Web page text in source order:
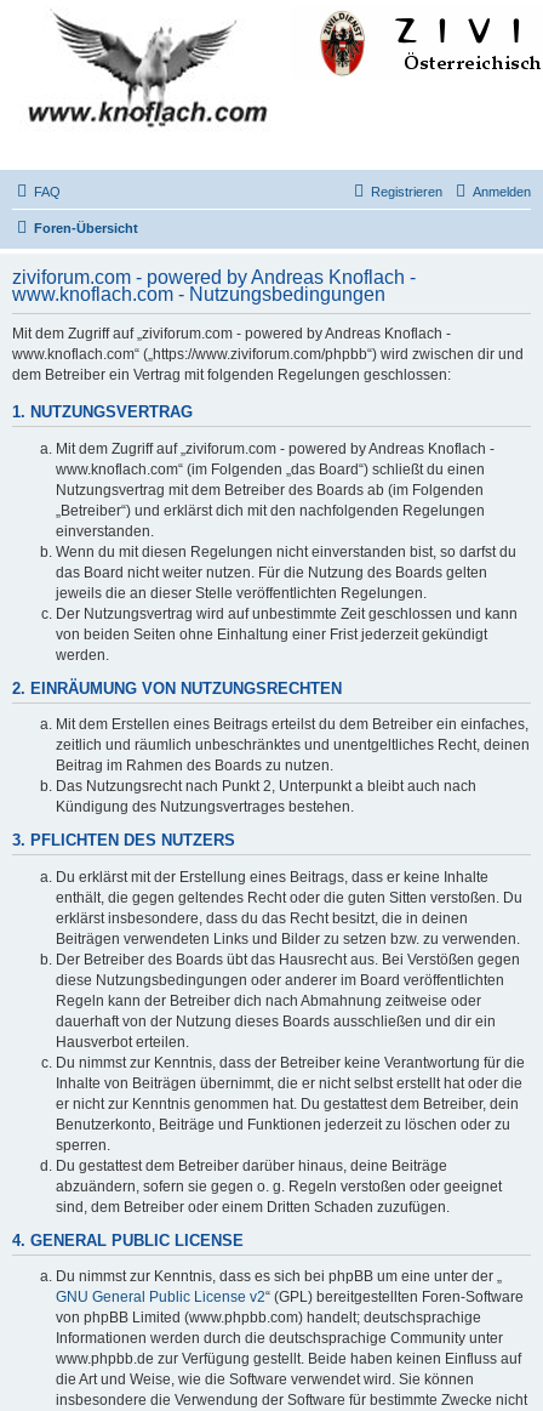
FAQ Anmelden
Registrieren
Foren-Übersicht
ziviforum.com - powered by Andreas Knoflach -
www.knoflach.com - Nutzungsbedingungen
Mit dem Zugriff auf „ziviforum.com - powered by Andreas Knoflach -
www.knoflach.com“ („https://www.ziviforum.com/phpbb“) wird zwischen dir und
dem Betreiber ein Vertrag mit folgenden Regelungen geschlossen:
1. NUTZUNGSVERTRAG
Mit dem Zugriff auf „ziviforum.com - powered by Andreas Knoflach -
www.knoflach.com“ (im Folgenden „das Board“) schließt du einen
Nutzungsvertrag mit dem Betreiber des Boards ab (im Folgenden
„Betreiber“) und erklärst dich mit den nachfolgenden Regelungen
einverstanden.
Wenn du mit diesen Regelungen nicht einverstanden bist, so darfst du
das Board nicht weiter nutzen. Für die Nutzung des Boards gelten
jeweils die an dieser Stelle veröffentlichten Regelungen.
Der Nutzungsvertrag wird auf unbestimmte Zeit geschlossen und kann
von beiden Seiten ohne Einhaltung einer Frist jederzeit gekündigt
werden.
2. EINRÄUMUNG VON NUTZUNGSRECHTEN
Mit dem Erstellen eines Beitrags erteilst du dem Betreiber ein einfaches,
zeitlich und räumlich unbeschränktes und unentgeltliches Recht, deinen
Beitrag im Rahmen des Boards zu nutzen.
Das Nutzungsrecht nach Punkt 2, Unterpunkt a bleibt auch nach
Kündigung des Nutzungsvertrages bestehen.
3. PFLICHTEN DES NUTZERS
Du erklärst mit der Erstellung eines Beitrags, dass er keine Inhalte
enthält, die gegen geltendes Recht oder die guten Sitten verstoßen. Du
erklärst insbesondere, dass du das Recht besitzt, die in deinen
Beiträgen verwendeten Links und Bilder zu setzen bzw. zu verwenden.
Der Betreiber des Boards übt das Hausrecht aus. Bei Verstößen gegen
diese Nutzungsbedingungen oder anderer im Board veröffentlichten
Regeln kann der Betreiber dich nach Abmahnung zeitweise oder
dauerhaft von der Nutzung dieses Boards ausschließen und dir ein
Hausverbot erteilen.
Du nimmst zur Kenntnis, dass der Betreiber keine Verantwortung für die
Inhalte von Beiträgen übernimmt, die er nicht selbst erstellt hat oder die
er nicht zur Kenntnis genommen hat. Du gestattest dem Betreiber, dein
Benutzerkonto, Beiträge und Funktionen jederzeit zu löschen oder zu
sperren.
Du gestattest dem Betreiber darüber hinaus, deine Beiträge
abzuändern, sofern sie gegen o. g. Regeln verstoßen oder geeignet
sind, dem Betreiber oder einem Dritten Schaden zuzufügen.
4. GENERAL PUBLIC LICENSE
Du nimmst zur Kenntnis, dass es sich bei phpBB um eine unter der „
GNU General Public License v2“ (GPL) bereitgestellten Foren-Software
von phpBB Limited (www.phpbb.com) handelt; deutschsprachige
Informationen werden durch die deutschsprachige Community unter
www.phpbb.de zur Verfügung gestellt. Beide haben keinen Einfluss auf
die Art und Weise, wie die Software verwendet wird. Sie können
insbesondere die Verwendung der Software für bestimmte Zwecke nicht